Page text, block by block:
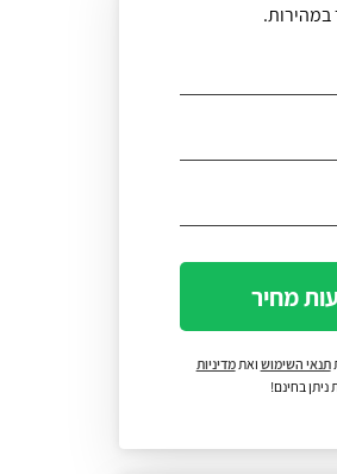
במהירות.
מחיר
תנאי השימוש ואתמדיניות
בחינם!